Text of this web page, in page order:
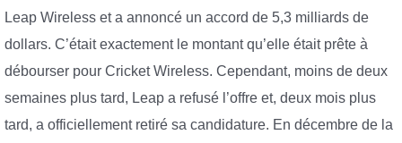
Leap Wireless et a annoncé un accord de 5,3 milliards de
dollars. C’était exactement le montant qu’elle était prête à
débourser pour Cricket Wireless. Cependant, moins de deux
semaines plus tard, Leap a refusé l’offre et, deux mois plus
tard, a officiellement retiré sa candidature. En décembre de la